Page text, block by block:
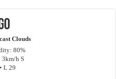
Clouds
80%
h S
L 29